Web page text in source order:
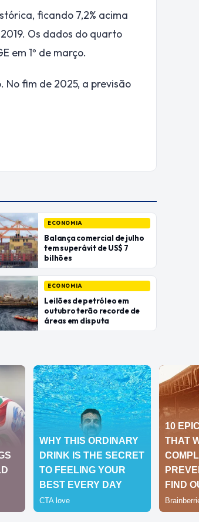
ficando 7,2% acima
Os dados do quarto
em 1º de março.
No fim de 2025, a previsão
ECONOMIA
Balança comercial de julho
tem superávit de US$ 7
bilhões
ECONOMIA
Leilões de petróleo em
outubro terão recorde de
áreas em disputa